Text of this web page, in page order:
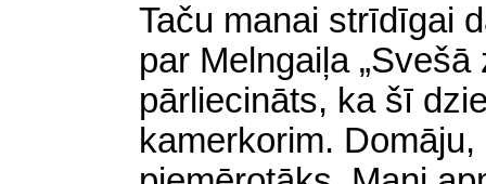
Taču manai strīdīgai
par Melngaiļa
pārliecināts, ka šī
kamerkorim.